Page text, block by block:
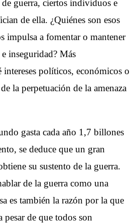
de guerra, ciertos individuos e
de ella. ¿Quiénes son esos
impulsa a fomentar o mantener
inseguridad? Más
intereses políticos, económicos o
la perpetuación de la amenaza
gasta cada año 1,7 billones
se deduce que un gran
su sustento de la guerra.
de la guerra como una
es también la razón por la que
de que todos son